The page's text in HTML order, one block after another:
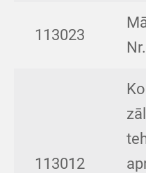
113023
113012